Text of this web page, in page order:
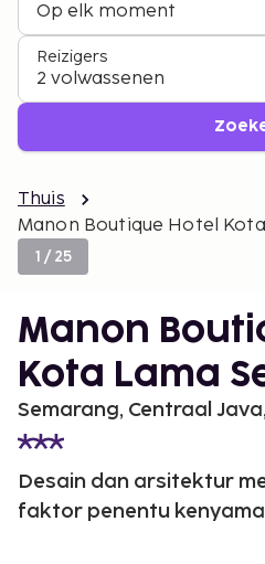
Op elk moment
Reizigers
2 volwassenen
Thuis
Manon Boutique Hotel
1 /25
Manon
Kota Lama
Semarang, Centraal
Desain dan arsitektur
faktor penentu